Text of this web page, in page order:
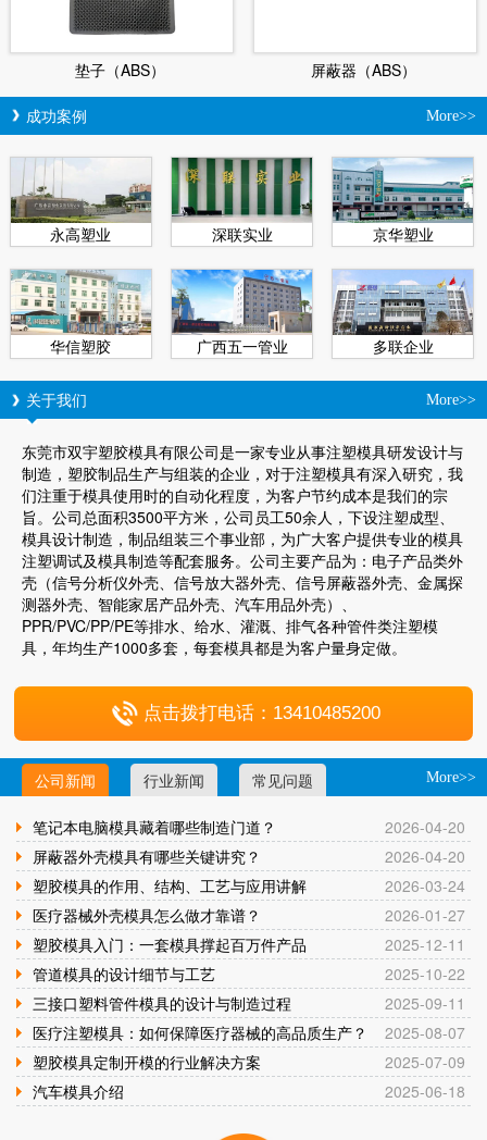
垫子（ABS） 屏蔽器（ABS）
More>>
成功案例
永高塑业 深联实业 京华塑业
华信塑胶 广西五一管业 多联企业
More>>
关于我们
东莞市双宇塑胶模具有限公司是一家专业从事注塑模具研发设计与
制造，塑胶制品生产与组装的企业，对于注塑模具有深入研究，我
们注重于模具使用时的自动化程度，为客户节约成本是我们的宗
旨。公司总面积3500平方米，公司员工50余人，下设注塑成型、
模具设计制造，制品组装三个事业部，为广大客户提供专业的模具
注塑调试及模具制造等配套服务。公司主要产品为：电子产品类外
壳（信号分析仪外壳、信号放大器外壳、信号屏蔽器外壳、金属探
测器外壳、智能家居产品外壳、汽车用品外壳）、
PPR/PVC/PP/PE等排水、给水、灌溉、排气各种管件类注塑模
具，年均生产1000多套，每套模具都是为客户量身定做。
点击拨打电话：13410485200
More>>
公司新闻 行业新闻 常见问题
2026-04-20
笔记本电脑模具藏着哪些制造门道？
2026-04-20
屏蔽器外壳模具有哪些关键讲究？
2026-03-24
塑胶模具的作用、结构、工艺与应用讲解
2026-01-27
医疗器械外壳模具怎么做才靠谱？
2025-12-11
塑胶模具入门：一套模具撑起百万件产品
2025-10-22
管道模具的设计细节与工艺
2025-09-11
三接口塑料管件模具的设计与制造过程
2025-08-07
医疗注塑模具：如何保障医疗器械的高品质生产？
2025-07-09
塑胶模具定制开模的行业解决方案
2025-06-18
汽车模具介绍